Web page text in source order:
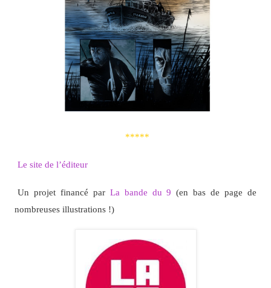
*****
Le site de l’éditeur
Un projet financé par La bande du 9 (en bas de page de
nombreuses illustrations !)